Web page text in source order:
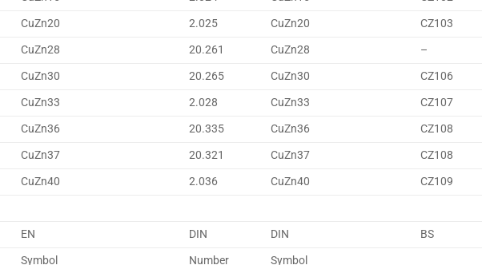
CuZn20 2.025 CuZn20 CZ103
CuZn28 20.261 CuZn28 –
CuZn30 20.265 CuZn30 CZ106
CuZn33 2.028 CuZn33 CZ107
CuZn36 20.335 CuZn36 CZ108
CuZn37 20.321 CuZn37 CZ108
CuZn40 2.036 CuZn40 CZ109
EN DIN DIN BS
Symbol Number
Symbol